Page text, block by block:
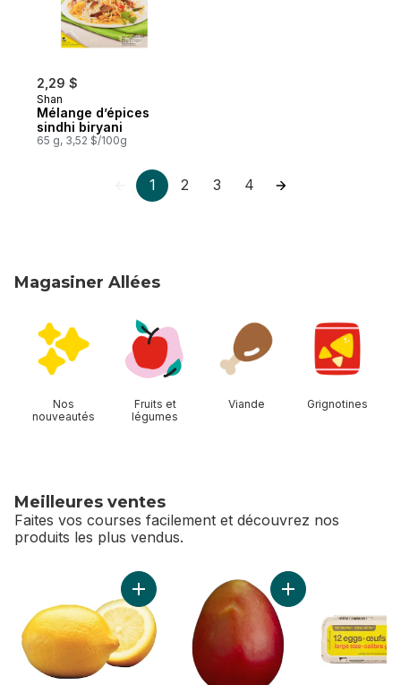
2,29 $
Shan
Mélange d’épices
sindhi biryani
65 g, 3,52 $/100g
1 2 3 4
Magasiner Allées
Nos
nouveautés
Fruits et
légumes
Viande Grignotines
Meilleures ventes
Faites vos courses facilement et découvrez nos
produits les plus vendus.
sauter Meilleures ventes
Ajouter Citrons au panier Ajouter Mangues